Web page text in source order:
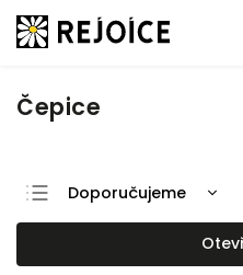
Čepice
Doporučujeme
Nejlevnější
Nejdražší